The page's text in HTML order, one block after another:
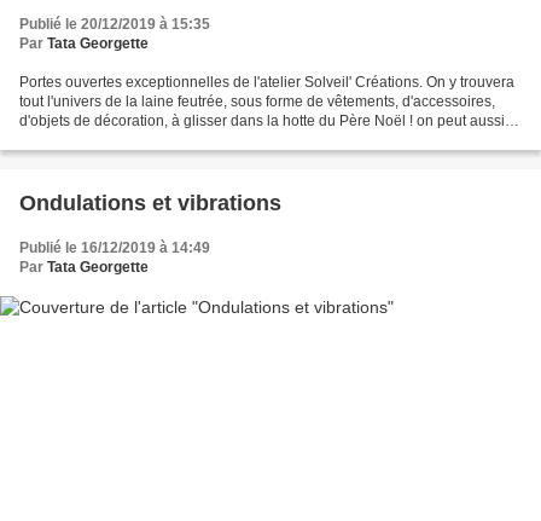
Publié le 20/12/2019 à 15:35
Par Tata Georgette
Portes ouvertes exceptionnelles de l'atelier Solveil' Créations. On y trouvera
tout l'univers de la laine feutrée, sous forme de vêtements, d'accessoires,
d'objets de décoration, à glisser dans la hotte du Père Noël ! on peut aussi
Ondulations et vibrations
Publié le 16/12/2019 à 14:49
Par Tata Georgette